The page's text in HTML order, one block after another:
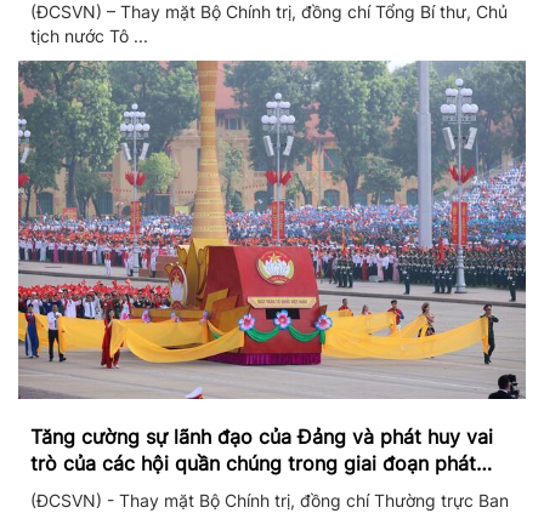
(ĐCSVN) – Thay mặt Bộ Chính trị, đồng chí Tổng Bí thư, Chủ
tịch nước Tô ...
Tăng cường sự lãnh đạo của Đảng và phát huy vai
trò của các hội quần chúng trong giai đoạn phát
triển mới
(ĐCSVN) - Thay mặt Bộ Chính trị, đồng chí Thường trực Ban